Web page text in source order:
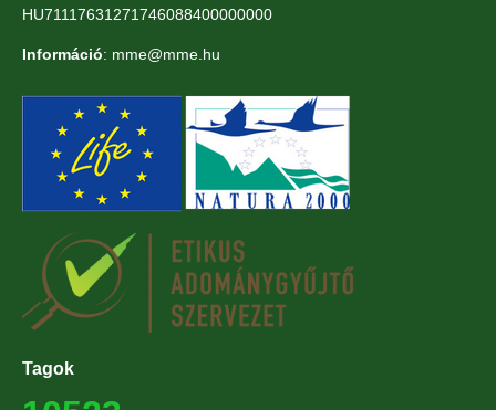
HU71117631271746088400000000
Információ: mme@mme.hu
Tagok